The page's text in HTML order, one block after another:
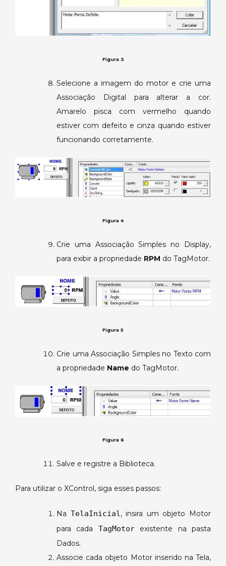
Figura 3
Selecione a imagem do motor e crie uma
Associação Digital para alterar a cor.
Amarelo pisca com vermelho quando
estiver com defeito e cinza quando estiver
funcionando corretamente.
Figura 4
Crie uma Associação Simples no Display,
para exibir a propriedade RPM do TagMotor.
Figura 5
Crie uma Associação Simples no Texto com
a propriedade Name do TagMotor.
Figura 6
Salve e registre a Biblioteca.
Para utilizar o XControl, siga esses passos:
Na TelaInicial, insira um objeto Motor
para cada TagMotorexistente na pasta
Dados.
Associe cada objeto Motor inserido na Tela,